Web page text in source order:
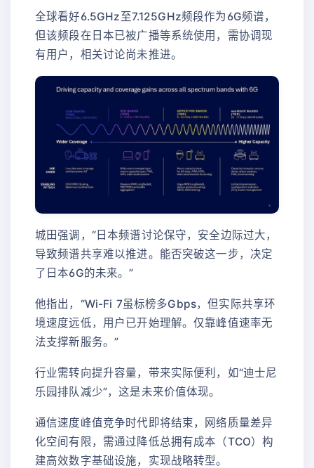
全球看好6.5GHz至7.125GHz频段作为6G频谱，
但该频段在日本已被广播等系统使用，需协调现
有用户，相关讨论尚未推进。
城田强调，“日本频谱讨论保守，安全边际过大，
导致频谱共享难以推进。能否突破这一步，决定
了日本6G的未来。”
他指出，“Wi-Fi 7虽标榜多Gbps，但实际共享环
境速度远低，用户已开始理解。仅靠峰值速率无
法支撑新服务。”
行业需转向提升容量，带来实际便利，如“迪士尼
乐园排队减少”，这是未来价值体现。
通信速度峰值竞争时代即将结束，网络质量差异
化空间有限，需通过降低总拥有成本（TCO）构
建高效数字基础设施，实现战略转型。